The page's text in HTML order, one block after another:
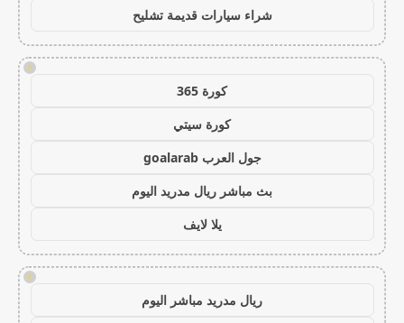
شراء سيارات قديمة تشليح
!
كورة 365
كورة سيتي
جول العرب goalarab
بث مباشر ريال مدريد اليوم
يلا لايف
!
ريال مدريد مباشر اليوم